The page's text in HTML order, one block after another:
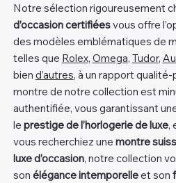
Notre sélection rigoureusement
d’occasion certifiéesvous offre
des modèles emblématiques de
telles que Rolex, Omega, Tudor,
bien d’autres, à un rapport
montre de notre collection est
authentifiée, vous garantissant
le prestige de l’horlogerie de luxe,
vous recherchiez une montre
luxe d’occasion, notre collection
son élégance intemporelleet son